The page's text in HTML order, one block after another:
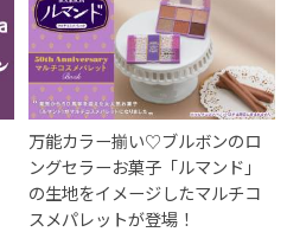
万能カラー揃い♡ブルボンのロ
ングセラーお菓子「ルマンド」
の生地をイメージしたマルチコ
スメパレットが登場！